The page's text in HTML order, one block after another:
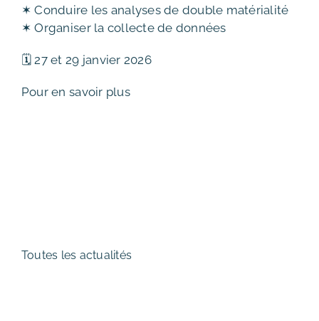
✶ Conduire les analyses de double matérialité
✶ Organiser la collecte de données
🗓️ 27 et 29 janvier 2026
Pour en savoir plus
Toutes les actualités